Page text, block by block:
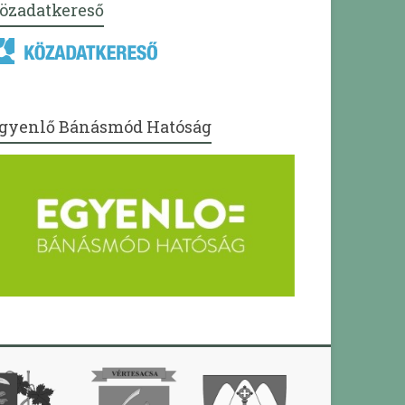
Bánásmód Hatóság